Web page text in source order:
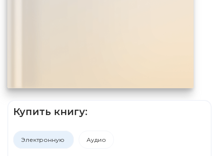
Купить книгу:
Электронную Аудио